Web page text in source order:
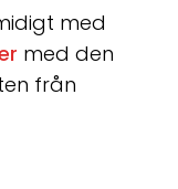
med
med den
från